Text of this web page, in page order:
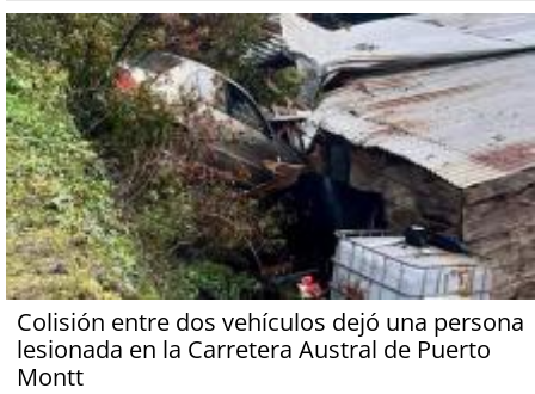
Colisión entre dos vehículos dejó una persona
lesionada en la Carretera Austral de Puerto
Montt